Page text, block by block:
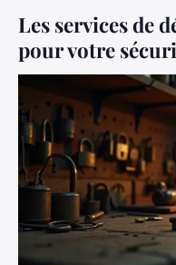
Les services de
pour votre